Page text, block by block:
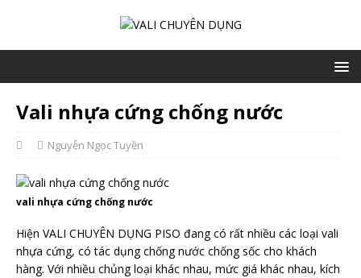
Vali nhựa cứng chống nước
Nguyễn Ngọc Tuyền
vali nhựa cứng chống nước
Hiện VALI CHUYÊN DỤNG PISO đang có rất nhiều các loại vali
nhựa cứng, có tác dụng chống nước chống sốc cho khách
hàng. Với nhiều chủng loại khác nhau, mức giá khác nhau, kích